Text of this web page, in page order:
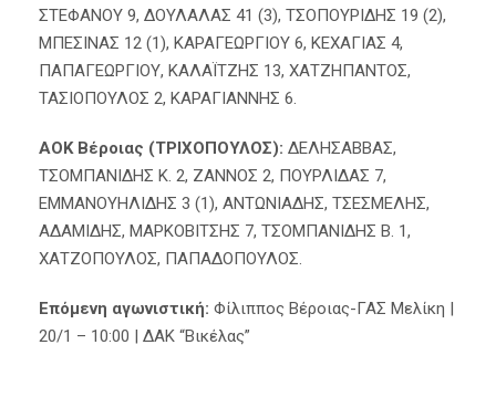
ΣΤΕΦΑΝΟΥ 9, ΔΟΥΛΑΛΑΣ 41 (3), ΤΣΟΠΟΥΡΙΔΗΣ 19 (2),
ΜΠΕΣΙΝΑΣ 12 (1), ΚΑΡΑΓΕΩΡΓΙΟΥ 6, ΚΕΧΑΓΙΑΣ 4,
ΠΑΠΑΓΕΩΡΓΙΟΥ, ΚΑΛΑΪΤΖΗΣ 13, ΧΑΤΖΗΠΑΝΤΟΣ,
ΤΑΣΙΟΠΟΥΛΟΣ 2, ΚΑΡΑΓΙΑΝΝΗΣ 6.
ΑΟΚ Βέροιας (ΤΡΙΧΟΠΟΥΛΟΣ): ΔΕΛΗΣΑΒΒΑΣ,
ΤΣΟΜΠΑΝΙΔΗΣ Κ. 2, ΖΑΝΝΟΣ 2, ΠΟΥΡΛΙΔΑΣ 7,
ΕΜΜΑΝΟΥΗΛΙΔΗΣ 3 (1), ΑΝΤΩΝΙΑΔΗΣ, ΤΣΕΣΜΕΛΗΣ,
ΑΔΑΜΙΔΗΣ, ΜΑΡΚΟΒΙΤΣΗΣ 7, ΤΣΟΜΠΑΝΙΔΗΣ Β. 1,
ΧΑΤΖΟΠΟΥΛΟΣ, ΠΑΠΑΔΟΠΟΥΛΟΣ.
Επόμενη αγωνιστική: Φίλιππος Βέροιας-ΓΑΣ Μελίκη |
20/1 – 10:00 | ΔΑΚ “Βικέλας”